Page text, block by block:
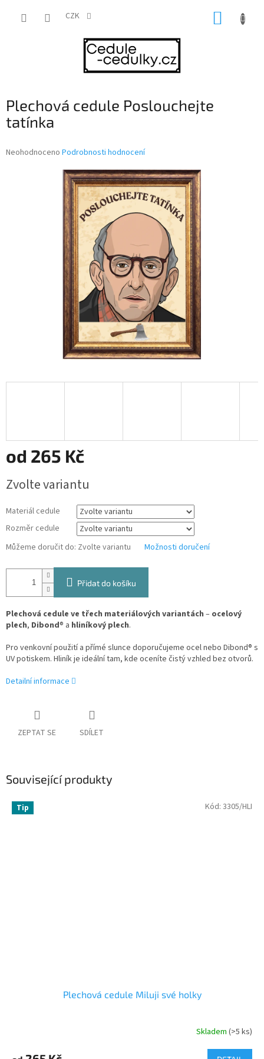
CZK
Plechová cedule Poslouchejte
tatínka
Průměrné
Neohodnoceno Podrobnosti hodnocení
od 265 Kč
cena:
Zvolte variantu
Materiál cedule
Rozměr cedule
Můžeme doručit do: Zvolte variantu Možnosti doručení
Přidat do košíku
Plechová cedule ve třech materiálových variantách – ocelový
plech, Dibond® a hliníkový plech.
Pro venkovní použití a přímé slunce doporučujeme ocel nebo Dibond® s
UV potiskem. Hliník je ideální tam, kde oceníte čistý vzhled bez otvorů.
Detailní informace
ZEPTAT SE SDÍLET
Související produkty
Tip
Plechová cedule Miluji své holky
Skladem (>5 ks)
Kód: 3305/HLI